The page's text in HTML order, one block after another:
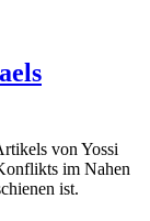
von Yossi
im Nahen
ist.